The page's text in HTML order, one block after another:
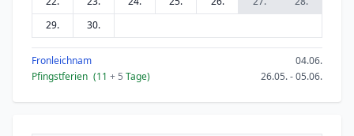
29.
30.
Fronleichnam
04.06.
Pfingstferien (11 + 5 Tage) 26.05. - 05.06.